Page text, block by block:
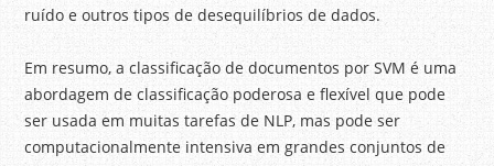
ruído e outros tipos de desequilíbrios de dados.
Em resumo, a classificação de documentos por SVM é uma
abordagem de classificação poderosa e flexível que pode
ser usada em muitas tarefas de NLP, mas pode ser
computacionalmente intensiva em grandes conjuntos de